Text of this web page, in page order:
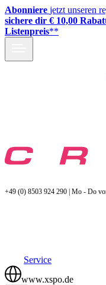
Abonniere jetzt unseren
sichere dir € 10,00
Listenpreis**
+49 (0) 8503 924 290 | Mo - Do
Service
www.xspo.de